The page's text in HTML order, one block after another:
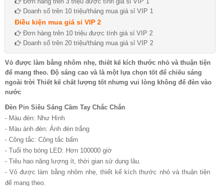
Doanh số trên 10 triệu/tháng mua giá sỉ VIP 1
Điều kiện mua giá sỉ VIP 2
Đơn hàng trên 10 triệu được tính giá sỉ VIP 2
Doanh số trên 20 triệu/tháng mua giá sỉ VIP 2
Vỏ được làm bằng nhôm nhẹ, thiết kế kích thước nhỏ và thuận tiện
để mang theo. Độ sáng cao và là một lựa chọn tốt để chiếu sáng
ngoài trời Thiết kế chất lượng tốt nhưng vui lòng không để đèn vào
nước
Đèn Pin Siêu Sáng Cầm Tay Chắc Chắn
- Màu đèn: Như Hình
- Màu ánh đèn: Ánh đèn trắng
- Công tắc: Công tắc bấm
- Tuổi thọ bóng LED: Hơn 100000 giờ
- Tiêu hao năng lượng ít, thời gian sử dụng lâu.
- Vỏ được làm bằng nhôm nhẹ, thiết kế kích thước nhỏ và thuận tiện
để mang theo.